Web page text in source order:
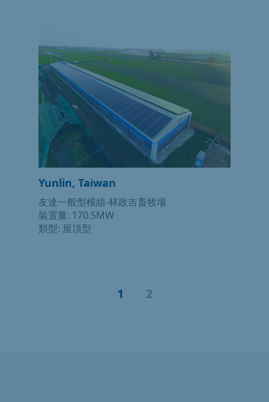
Yunlin, Taiwan
友達一般型模組-林政吉畜牧場
裝置量: 170.5MW
類型: 屋頂型
1 2